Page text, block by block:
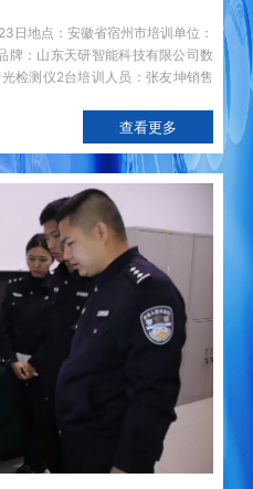
日地点：安徽省宿州市培训单位：
牌：山东天研智能科技有限公司数
检测仪2台培训人员：张友坤销售
查看更多